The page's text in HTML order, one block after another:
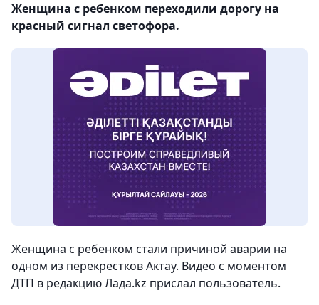
Женщина с ребенком переходили дорогу на
красный сигнал светофора.
Женщина с ребенком стали причиной аварии на
одном из перекрестков Актау. Видео с моментом
ДТП в редакцию Лада.kz прислал пользователь.